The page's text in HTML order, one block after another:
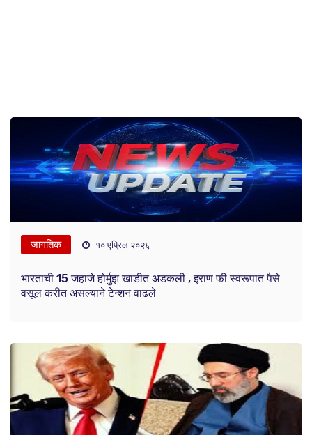
जागतिक १० एप्रिल २०२६
भारताची 15 जहाजे होर्मुझ खाडीत अडकली , इराण फी स्वरूपात पैसे
वसूल करीत असल्याने टेन्शन वाढले